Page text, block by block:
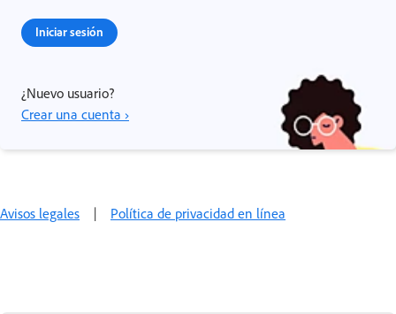
Iniciar sesión
¿Nuevo usuario?
Crear una cuenta ›
Avisos legales | Política de privacidad en línea